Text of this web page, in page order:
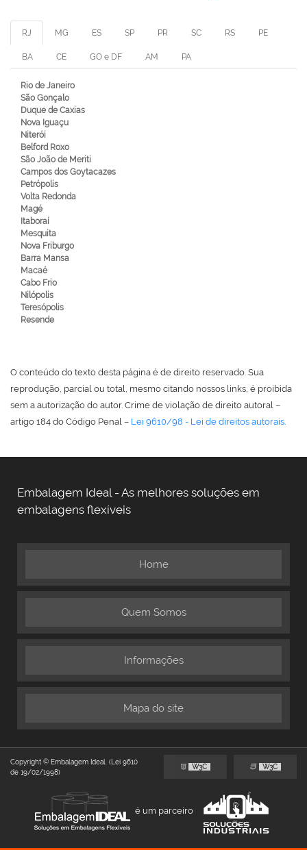
RJ MG ES SP PR SC RS PE
BA CE GO e DF AM PA
Rio de Janeiro
São Gonçalo
Duque de Caxias
Nova Iguaçu
Niterói
Belford Roxo
São João de Meriti
Campos dos Goytacazes
Petrópolis
Volta Redonda
Magé
Itaboraí
Mesquita
Nova Friburgo
Barra Mansa
Macaé
Cabo Frio
Nilópolis
Teresópolis
Resende
O conteúdo do texto desta página é de direito reservado. Sua
reprodução, parcial ou total, mesmo citando nossos links, é proibida
sem a autorização do autor. Crime de violação de direito autoral –
artigo 184 do Código Penal – Lei 9610/98 - Lei de direitos autorais.
Embalagem Ideal - As melhores soluções em
embalagens flexíveis
Home
Quem Somos
Informações
Mapa do site
Copyright © Embalagem Ideal. (Lei 9610
de 19/02/1998)
W3C W3C
é um parceiro